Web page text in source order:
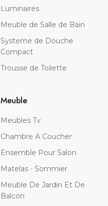
Luminaires
Meuble de Salle de Bain
Systeme de Douche
Compact
Trousse de Toilette
Meuble
Meubles Tv
Chambre A Coucher
Ensemble Pour Salon
Matelas - Sommier
Meuble De Jardin Et De
Balcon